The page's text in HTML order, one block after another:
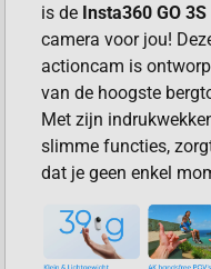
is de Insta360 GO
camera voor jou!
actioncam is
van de hoogste
Met zijn
slimme functies,
dat je geen enkel